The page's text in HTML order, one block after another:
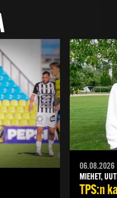
06.08.2026
MIEHET,
TPS:n